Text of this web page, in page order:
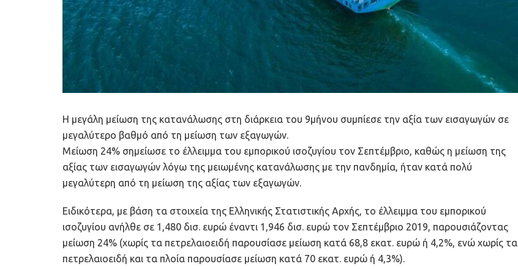
Η μεγάλη μείωση της κατανάλωσης στη διάρκεια του 9μήνου συμπίεσε την αξία των εισαγωγών σε
μεγαλύτερο βαθμό από τη μείωση των εξαγωγών.
Μείωση 24% σημείωσε το έλλειμμα του εμπορικού ισοζυγίου τον Σεπτέμβριο, καθώς η μείωση της
αξίας των εισαγωγών λόγω της μειωμένης κατανάλωσης με την πανδημία, ήταν κατά πολύ
μεγαλύτερη από τη μείωση της αξίας των εξαγωγών.
Ειδικότερα, με βάση τα στοιχεία της Ελληνικής Στατιστικής Αρχής, το έλλειμμα του εμπορικού
ισοζυγίου ανήλθε σε 1,480 δισ. ευρώ έναντι 1,946 δισ. ευρώ τον Σεπτέμβριο 2019, παρουσιάζοντας
μείωση 24% (χωρίς τα πετρελαιοειδή παρουσίασε μείωση κατά 68,8 εκατ. ευρώ ή 4,2%, ενώ χωρίς τα
πετρελαιοειδή και τα πλοία παρουσίασε μείωση κατά 70 εκατ. ευρώ ή 4,3%).